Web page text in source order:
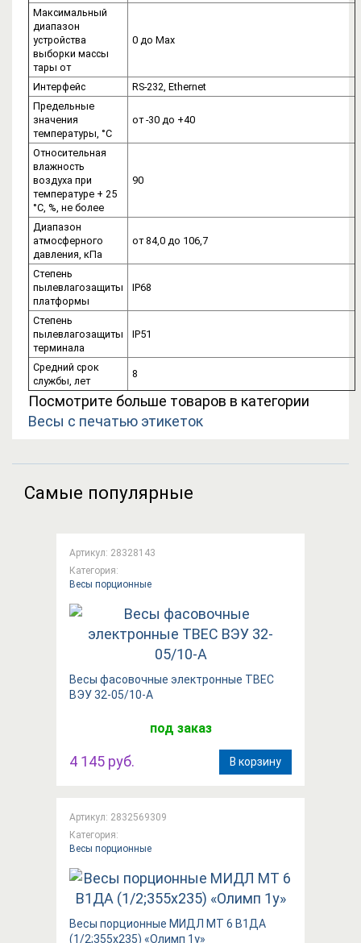
Максимальный
диапазон
устройства
выборки массы
тары от
0 до Мах
Интерфейс
RS-232, Ethernet
Предельные
значения
температуры, °С
от -30 до +40
Относительная
влажность
воздуха при
температуре + 25
°С, %, не более
90
Диапазон
атмосферного
давления, кПа
от 84,0 до 106,7
Степень
пылевлагозащиты
платформы
IP68
Степень
пылевлагозащиты
терминала
IP51
Средний срок
службы, лет
8
Посмотрите больше товаров в категории
Весы с печатью этикеток
Самые популярные
Артикул: 28328143
Категория:
Весы порционные
Весы фасовочные электронные ТВЕС
ВЭУ 32-05/10-А
под заказ
4 145 руб. В корзину
Артикул: 2832569309
Категория:
Весы порционные
Весы порционные МИДЛ МТ 6 В1ДА
(1/2;355х235) «Олимп 1у»